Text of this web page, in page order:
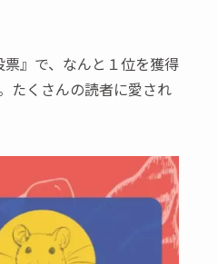
』で、なんと１位を獲得
たくさんの読者に愛され